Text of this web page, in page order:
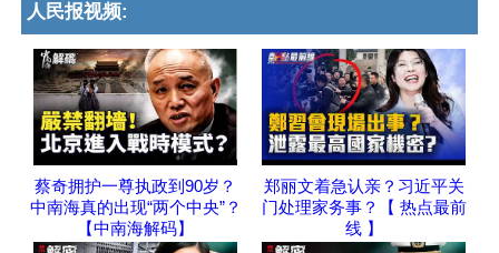
人民报视频:
蔡奇拥护一尊执政到90岁？
中南海真的出现“两个中央”？
【中南海解码】
郑丽文着急认亲？习近平关
门处理家务事？【 热点最前
线 】